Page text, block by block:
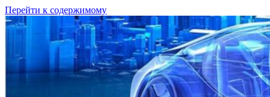
Перейти к содержимому